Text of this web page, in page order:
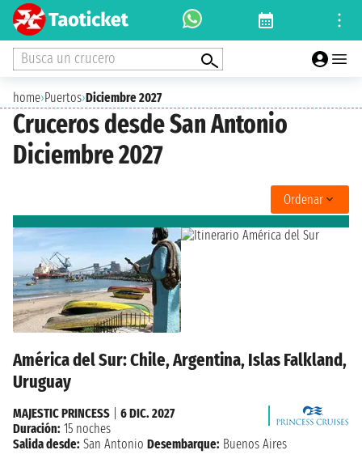
Busca un crucero
home›Puertos›Diciembre 2027
Cruceros desde San Antonio
Diciembre 2027
Ordenar
América del Sur: Chile, Argentina, Islas Falkland,
Uruguay
MAJESTIC PRINCESS
6 DIC. 2027
Duración: 15 noches
Salida desde: San Antonio Desembarque: Buenos Aires